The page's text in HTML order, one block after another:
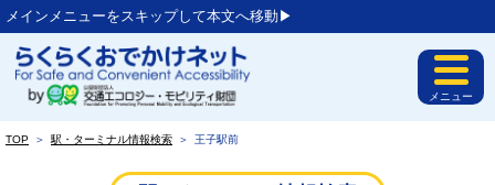
メインメニューをスキップして本文へ移動▶︎
メニュー
TOP ＞ 駅・ターミナル情報検索 ＞ 王子駅前